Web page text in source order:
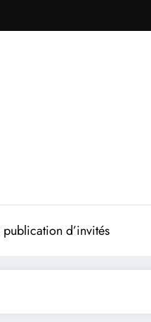
d’invités